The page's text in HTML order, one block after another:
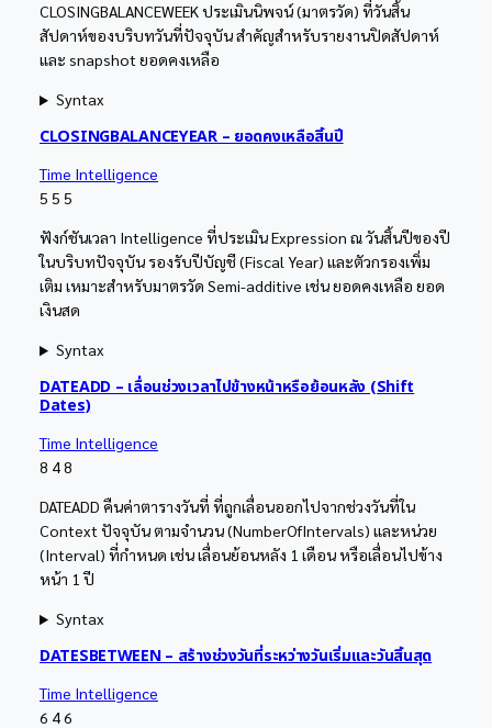
CLOSINGBALANCEWEEK ประเมินนิพจน์ (มาตรวัด) ที่วันสิ้น
สัปดาห์ของบริบทวันที่ปัจจุบัน สำคัญสำหรับรายงานปิดสัปดาห์
และ snapshot ยอดคงเหลือ
Syntax
CLOSINGBALANCEYEAR – ยอดคงเหลือสิ้นปี
Time Intelligence
5 5 5
ฟังก์ชันเวลา Intelligence ที่ประเมิน Expression ณ วันสิ้นปีของปี
ในบริบทปัจจุบัน รองรับปีบัญชี (Fiscal Year) และตัวกรองเพิ่ม
เติม เหมาะสำหรับมาตรวัด Semi-additive เช่น ยอดคงเหลือ ยอด
เงินสด
Syntax
DATEADD – เลื่อนช่วงเวลาไปข้างหน้าหรือย้อนหลัง (Shift
Dates)
Time Intelligence
8 48
DATEADD คืนค่าตารางวันที่ ที่ถูกเลื่อนออกไปจากช่วงวันที่ใน
Context ปัจจุบัน ตามจำนวน (NumberOfIntervals) และหน่วย
(Interval) ที่กำหนด เช่น เลื่อนย้อนหลัง 1 เดือน หรือเลื่อนไปข้าง
หน้า 1 ปี
Syntax
DATESBETWEEN – สร้างช่วงวันที่ระหว่างวันเริ่มและวันสิ้นสุด
Time Intelligence
6 46